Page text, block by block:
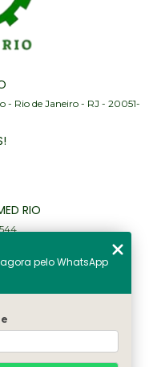
- Rio de Janeiro - RJ - 20051-
RIO
agora pelo WhatsApp